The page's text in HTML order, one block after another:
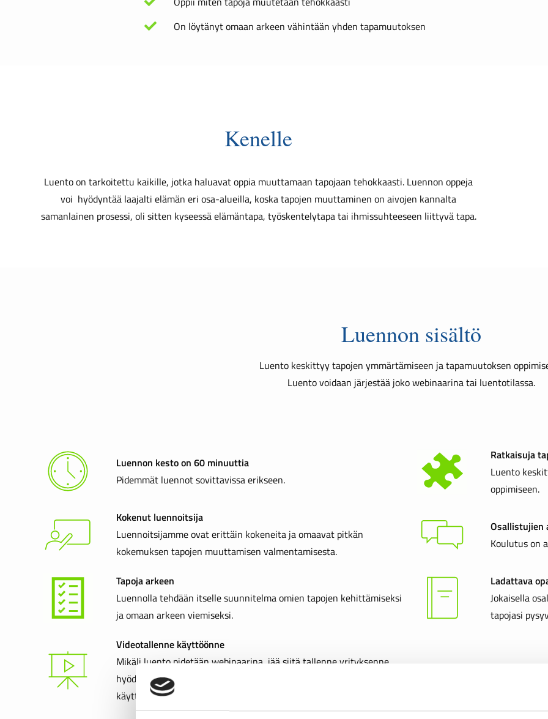
On löytänyt omaan arkeen vähintään yhden tapamuutoksen
Kenelle
Luento on tarkoitettu kaikille, jotka haluavat oppia muuttamaan tapojaan tehokkaasti. Luennon oppeja
voi hyödyntää laajalti elämän eri osa-alueilla, koska tapojen muuttaminen on aivojen kannalta
samanlainen prosessi, oli sitten kyseessä elämäntapa, työskentelytapa tai ihmissuhteeseen liittyvä tapa.
Luennon sisältö
Luento keskittyy tapojen ymmärtämiseen ja tapamuutoksen
Luento voidaan järjestää joko webinaarina tai luentotilassa.
Luennon kesto on 60 minuuttia
Pidemmät luennot sovittavissa erikseen.
Kokenut luennoitsija
Luennoitsijamme ovat erittäin kokeneita ja omaavat pitkän
kokemuksen tapojen muuttamisen valmentamisesta.
Tapoja arkeen
Luennolla tehdään itselle suunnitelma omien tapojen kehittämiseksi
ja omaan arkeen viemiseksi.
Videotallenne käyttöönne
Mikäli luento pidetään webinaarina, jää siitä tallenne yrityksenne
hyödynnettäväksi. Muussa tapauksessa toimitamme teille
käyttöönne erikseen tallennetun videon.
Ratkaisuja
Luento
oppimiseen.
Osallistujien
Koulutus on
Ladattava
Jokaisella
tapojasi